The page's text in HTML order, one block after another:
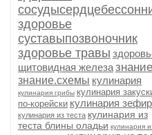
здоровье
суставыпозвоночник
здоровье травы
щитовидная железазнание
знание.схемы кулинария
кулинария грибы кулинария
по-корейски кулинария зефир
кулинария из теста кулинария из
теста блины оладьи кулинария